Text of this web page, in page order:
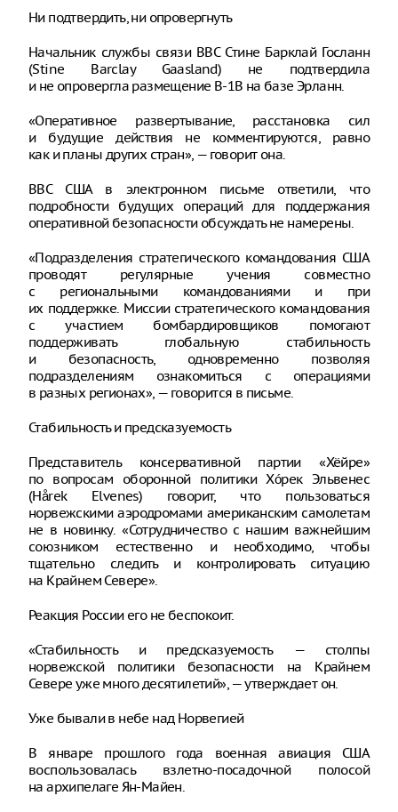
Ни подтвердить, ни опровергнуть
Начальник службы связи ВВС Стине Барклай Госланн
(Stine Barclay Gaasland) не подтвердила
и не опровергла размещение B-1B на базе Эрланн.
«Оперативное развертывание, расстановка сил
и будущие действия не комментируются, равно
как и планы других стран», — говорит она.
ВВС США в электронном письме ответили, что
подробности будущих операций для поддержания
оперативной безопасности обсуждать не намерены.
«Подразделения стратегического командования США
проводят регулярные учения совместно
с региональными командованиями и при
их поддержке. Миссии стратегического командования
с участием бомбардировщиков помогают
поддерживать глобальную стабильность
и безопасность, одновременно позволяя
подразделениям ознакомиться с операциями
в разных регионах», — говорится в письме.
Стабильность и предсказуемость
Представитель консервативной партии «Хёйре»
по вопросам оборонной политики Хóрек Эльвенес
(Hårek Elvenes) говорит, что пользоваться
норвежскими аэродромами американским самолетам
не в новинку. «Сотрудничество с нашим важнейшим
союзником естественно и необходимо, чтобы
тщательно следить и контролировать ситуацию
на Крайнем Севере».
Реакция России его не беспокоит.
«Стабильность и предсказуемость — столпы
норвежской политики безопасности на Крайнем
Севере уже много десятилетий», — утверждает он.
Уже бывали в небе над Норвегией
В январе прошлого года военная авиация США
воспользовалась взлетно-посадочной полосой
на архипелаге Ян-Майен.